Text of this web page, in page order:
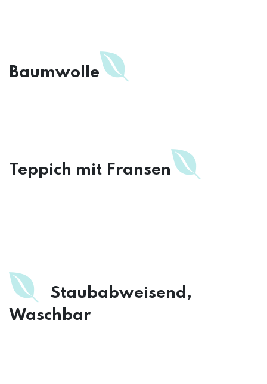
Baumwolle
Teppich mit Fransen
Staubabweisend,
Waschbar